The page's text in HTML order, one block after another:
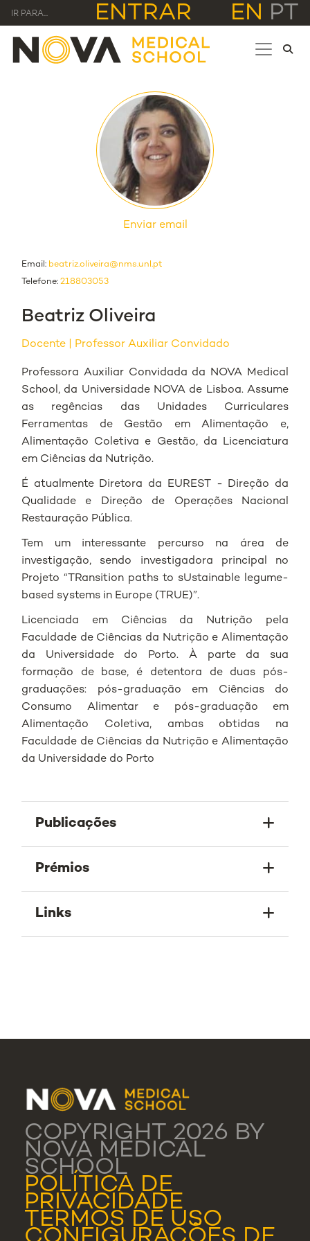
IR PARA... ENTRAR EN PT
Enviar email
Email: beatriz.oliveira@nms.unl.pt
Telefone: 218803053
Beatriz Oliveira
Docente Professor Auxiliar Convidado
Professora Auxiliar Convidada da NOVA Medical
School, da Universidade NOVA de Lisboa. Assume
as regências das Unidades Curriculares
Ferramentas de Gestão em Alimentação e,
Alimentação Coletiva e Gestão, da Licenciatura
em Ciências da Nutrição.
É atualmente Diretora da EUREST - Direção da
Qualidade e Direção de Operações Nacional
Restauração Pública.
Tem um interessante percurso na área de
investigação, sendo investigadora principal no
Projeto “TRansition paths to sUstainable legume-
based systems in Europe (TRUE)”.
Licenciada em Ciências da Nutrição pela
Faculdade de Ciências da Nutrição e Alimentação
da Universidade do Porto. À parte da sua
formação de base, é detentora de duas pós-
graduações: pós-graduação em Ciências do
Consumo Alimentar e pós-graduação em
Alimentação Coletiva, ambas obtidas na
Faculdade de Ciências da Nutrição e Alimentação
da Universidade do Porto
Publicações
Prémios
Links
COPYRIGHT 2026 BY
NOVA MEDICAL
SCHOOL
POLÍTICA DE
PRIVACIDADE
TERMOS DE USO